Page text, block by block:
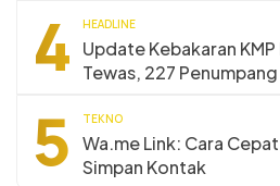
4 HEADLINE
Update Kebakaran
Tewas, 227
5 TEKNO
Wa.me Link: Cara
Simpan Kontak